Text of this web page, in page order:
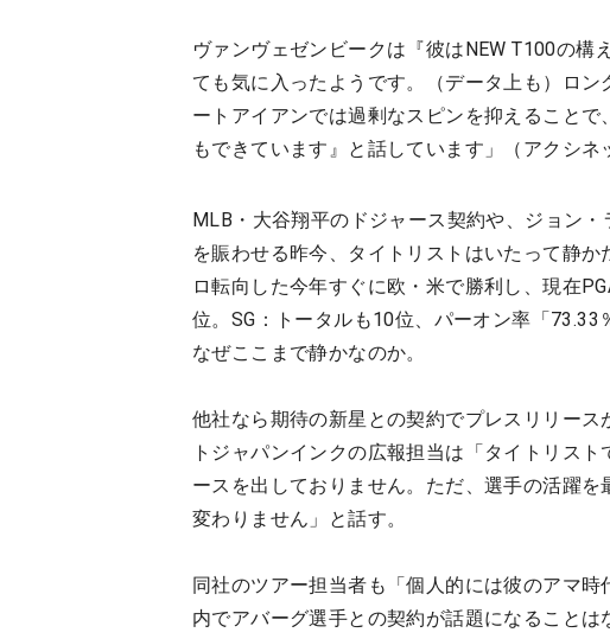
ヴァンヴェゼンビークは『彼はNEW T100の構
ても気に入ったようです。（データ上も）ロ
ートアイアンでは過剰なスピンを抑えること
もできています』と話しています」（アクシネ
MLB・大谷翔平のドジャース契約や、ジョン
を賑わせる昨今、タイトリストはいたって静
ロ転向した今年すぐに欧・米で勝利し、現在
位。SG：トータルも10位、パーオン率「73.33
なぜここまで静かなのか。
他社なら期待の新星との契約でプレスリリー
トジャパンインクの広報担当は「タイトリス
ースを出しておりません。ただ、選手の活躍
変わりません」と話す。
同社のツアー担当者も「個人的には彼のアマ
内でアバーグ選手との契約が話題になること